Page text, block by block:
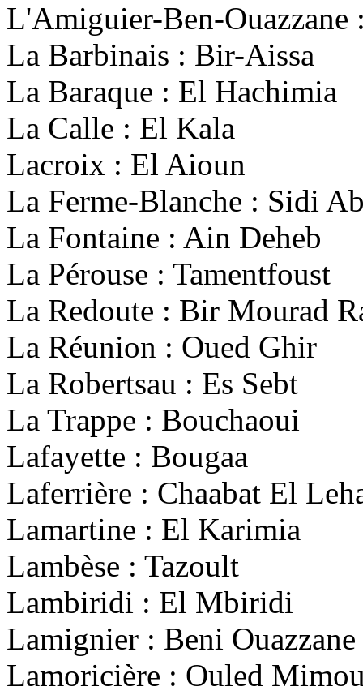
L'Amiguier-Ben-Ouazzane
La Barbinais : Bir-Aissa
La Baraque : El Hachimia
La Calle : El Kala
Lacroix : El Aioun
La Ferme-Blanche : Sidi
La Fontaine : Ain Deheb
La Pérouse : Tamentfoust
La Redoute : Bir Mourad
La Réunion : Oued Ghir
La Robertsau : Es Sebt
La Trappe : Bouchaoui
Lafayette : Bougaa
Laferrière : Chaabat El
Lamartine : El Karimia
Lambèse : Tazoult
Lambiridi : El Mbiridi
Lamignier : Beni Ouazzane
Lamoricière : Ouled